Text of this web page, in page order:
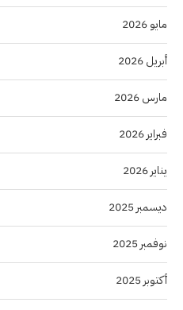
مايو 2026
أبريل 2026
مارس 2026
فبراير 2026
يناير 2026
ديسمبر 2025
نوفمبر 2025
أكتوبر 2025